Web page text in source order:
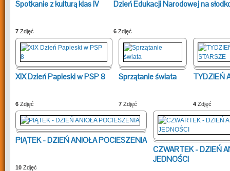
Spotkanie z kulturą klas IV
7 Zdjęć
Dzień Edukacji Narodowej na
6 Zdjęć
XIX Dzień Papieski w PSP 8
6 Zdjęć
Sprzątanie świata
7 Zdjęć
TYDZIEŃ
4 Zdjęć
PIĄTEK - DZIEŃ ANIOŁA POCIESZENIA
10 Zdjęć
CZWARTEK - DZIEŃ
JEDNOŚCI